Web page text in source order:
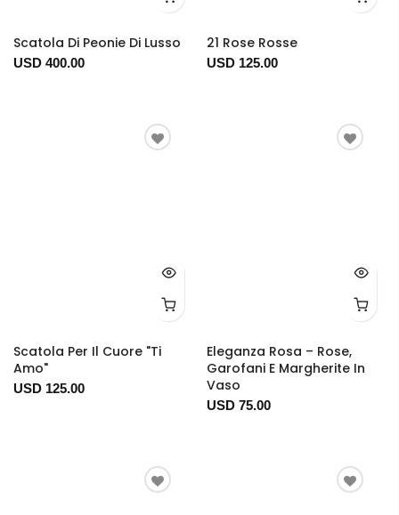
Scatola Di Peonie Di Lusso
USD 400.00
21 Rose Rosse
USD 125.00
Scatola Per Il Cuore "Ti
Amo"
USD 125.00
Eleganza Rosa – Rose,
Garofani E Margherite In
Vaso
USD 75.00